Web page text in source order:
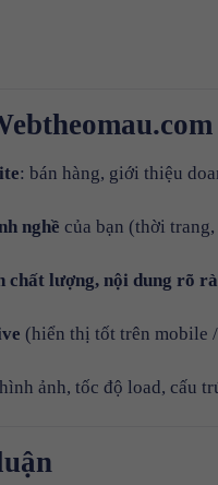
: bán hàng, giới thiệu
nghề của bạn (thời
chất lượng, nội dung rõ
(hiển thị tốt trên mobile
ảnh, tốc độ load, cấu